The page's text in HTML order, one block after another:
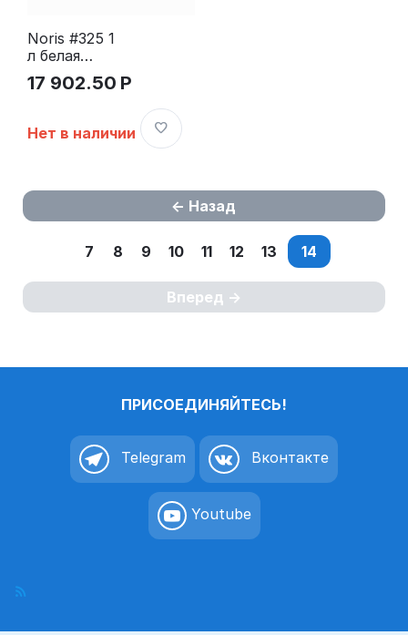
Noris #325 1
л белая
краска для
хлопк.
стойкая к
кипячению
17 902.50 Р
Нет в наличии
Назад
7 8 9 10 11 12 13 14
Вперед
ПРИСОЕДИНЯЙТЕСЬ!
Telegram Вконтакте
Youtube